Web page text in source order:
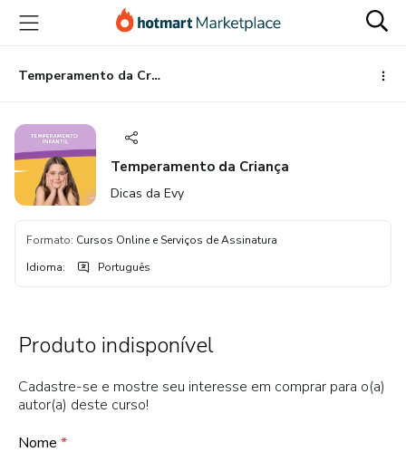
para
conteúdo
principal
para
pagamento
para
rodapé
Temperamento da Criança
Temperamento da Criança
Dicas da Evy
Formato: Cursos Online e Serviços de Assinatura
Idioma: Português
Produto indisponível
Cadastre-se e mostre seu interesse em comprar para o(a)
autor(a) deste curso!
Nome *